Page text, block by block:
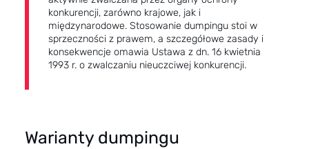
konkurencji, zarówno krajowe, jak i
międzynarodowe. Stosowanie dumpingu stoi w
sprzeczności z prawem, a szczegółowe zasady i
konsekwencje omawia Ustawa z dn. 16 kwietnia
1993 r. o zwalczaniu nieuczciwej konkurencji.
Warianty dumpingu